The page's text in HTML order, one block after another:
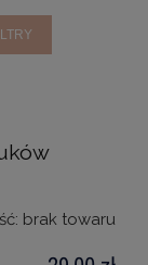
brak towaru